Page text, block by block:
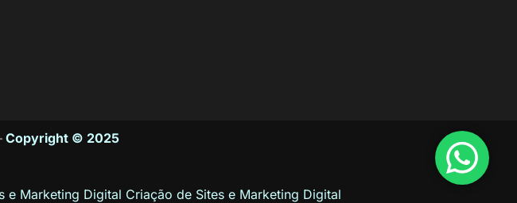
Copyright © 2025
e Marketing Digital Criação de Sitese Marketing Digital